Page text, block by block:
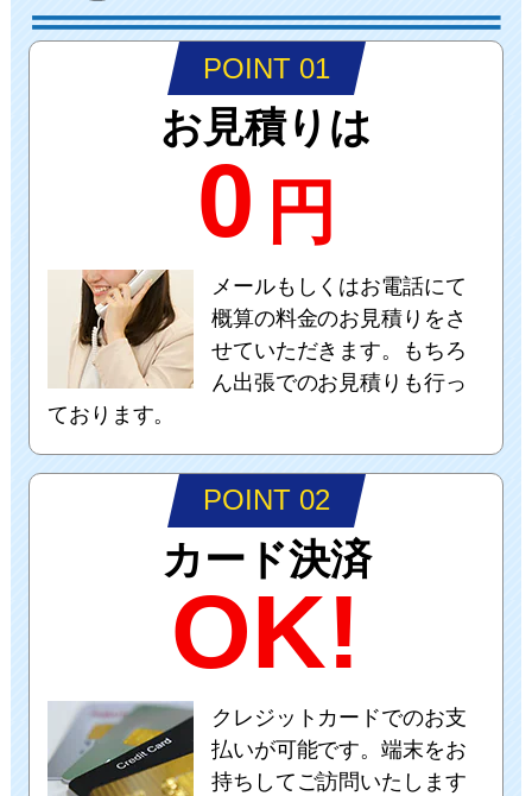
POINT 01
お見積りは
0 円
メールもしくはお電話にて
概算の料金のお見積りをさ
せていただきます。もちろ
ん出張でのお見積りも行っ
ております。
POINT 02
カード決済
OK!
クレジットカードでのお支
払いが可能です。端末をお
持ちしてご訪問いたします